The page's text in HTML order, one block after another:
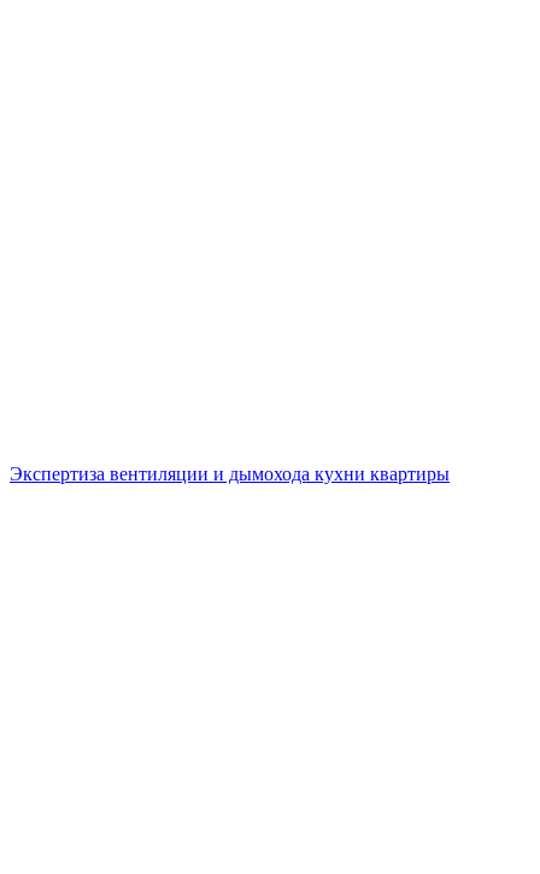
Экспертиза вентиляции и дымохода кухни квартиры